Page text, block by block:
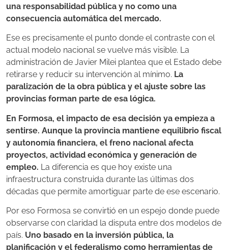
una responsabilidad pública y no como una
consecuencia automática del mercado.
Ese es precisamente el punto donde el contraste con el
actual modelo nacional se vuelve más visible. La
administración de Javier Milei plantea que el Estado debe
retirarse y reducir su intervención al mínimo. La
paralización de la obra pública y el ajuste sobre las
provincias forman parte de esa lógica.
En Formosa, el impacto de esa decisión ya empieza a
sentirse. Aunque la provincia mantiene equilibrio fiscal
y autonomía financiera, el freno nacional afecta
proyectos, actividad económica y generación de
empleo. La diferencia es que hoy existe una
infraestructura construida durante las últimas dos
décadas que permite amortiguar parte de ese escenario.
Por eso Formosa se convirtió en un espejo donde puede
observarse con claridad la disputa entre dos modelos de
país. Uno basado en la inversión pública, la
planificación y el federalismo como herramientas de